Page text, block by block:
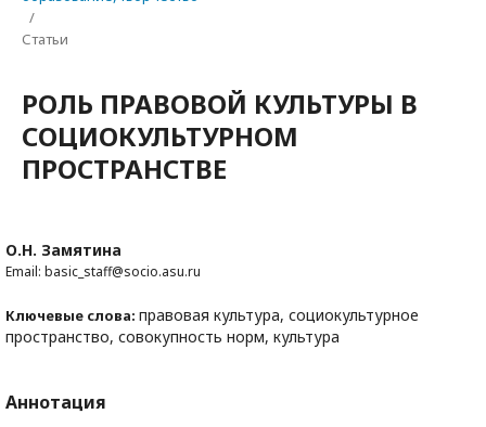
/
Статьи
РОЛЬ ПРАВОВОЙ КУЛЬТУРЫ В
СОЦИОКУЛЬТУРНОМ
ПРОСТРАНСТВЕ
О.Н. Замятина
Email: basic_staff@socio.asu.ru
Ключевые слова: правовая культура, социокультурное
пространство, совокупность норм, культура
Аннотация